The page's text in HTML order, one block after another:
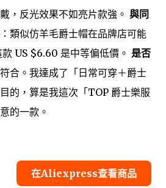
，反光效果不如亮片款強。 與同
：類似仿羊毛爵士帽在品牌店可能
US $6.60 是中等偏低價。 是否
符合。我達成了「日常可穿＋爵士
的，算是我這次「TOP 爵士樂服
的一款。
在Aliexpress查看商品